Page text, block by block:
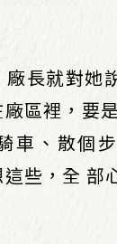
長就對她
區裡，要
車、散個
些，全 部